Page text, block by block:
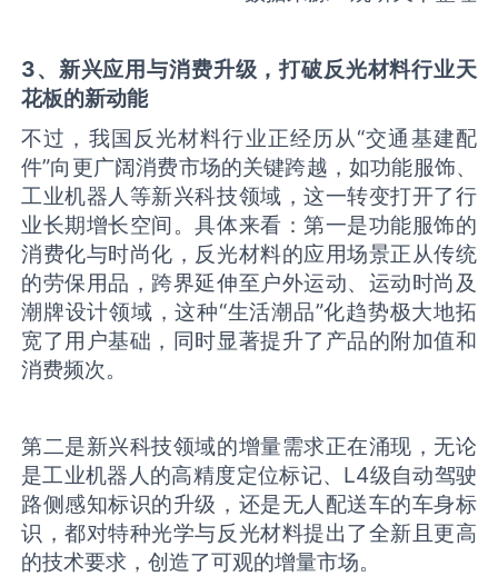
3、新兴应用与消费升级，打破反光材料行业天
花板的新动能
不过，我国反光材料行业正经历从“交通基建配
件”向更广阔消费市场的关键跨越，如功能服饰、
工业机器人等新兴科技领域，这一转变打开了行
业长期增长空间。具体来看：第一是功能服饰的
消费化与时尚化，反光材料的应用场景正从传统
的劳保用品，跨界延伸至户外运动、运动时尚及
潮牌设计领域，这种“生活潮品”化趋势极大地拓
宽了用户基础，同时显著提升了产品的附加值和
消费频次。
第二是新兴科技领域的增量需求正在涌现，无论
是工业机器人的高精度定位标记、L4级自动驾驶
路侧感知标识的升级，还是无人配送车的车身标
识，都对特种光学与反光材料提出了全新且更高
的技术要求，创造了可观的增量市场。